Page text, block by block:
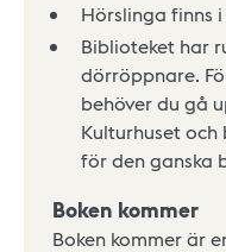
Hörslinga finns
Biblioteket har
dörröppnare.
behöver du gå
Kulturhuset
för den ganska
Boken kommer
Boken kommer är